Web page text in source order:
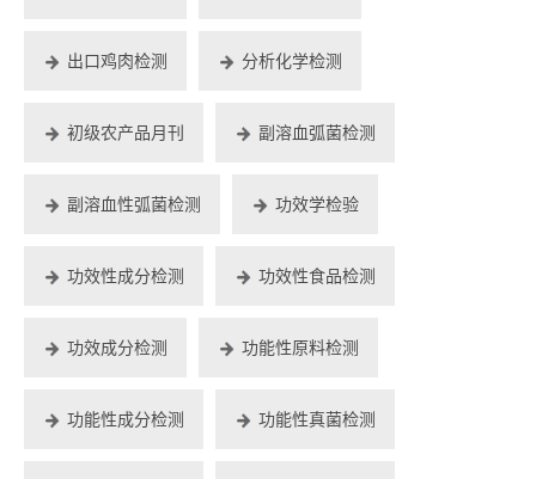
出口鸡肉检测 分析化学检测
初级农产品月刊 副溶血弧菌检测
副溶血性弧菌检测 功效学检验
功效性成分检测 功效性食品检测
功效成分检测 功能性原料检测
功能性成分检测 功能性真菌检测